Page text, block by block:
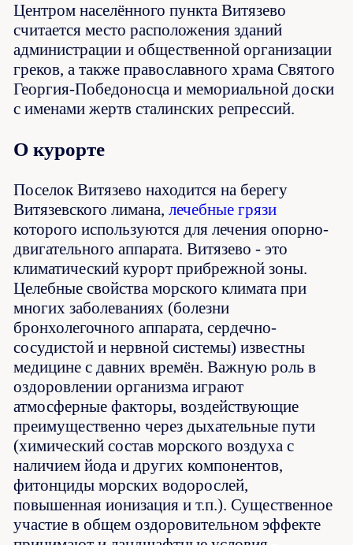
Центром населённого пункта Витязево
считается место расположения зданий
администрации и общественной организации
греков, а также православного храма Святого
Георгия-Победоносца и мемориальной доски
с именами жертв сталинских репрессий.
О курорте
Поселок Витязево находится на берегу
Витязевского лимана,лечебные грязи
которого используются для лечения опорно-
двигательного аппарата. Витязево - это
климатический курорт прибрежной зоны.
Целебные свойства морского климата при
многих заболеваниях (болезни
бронхолегочного аппарата, сердечно-
сосудистой и нервной системы) известны
медицине с давних времён. Важную роль в
оздоровлении организма играют
атмосферные факторы, воздействующие
преимущественно через дыхательные пути
(химический состав морского воздуха с
наличием йода и других компонентов,
фитонциды морских водорослей,
повышенная ионизация и т.п.). Существенное
участие в общем оздоровительном эффекте